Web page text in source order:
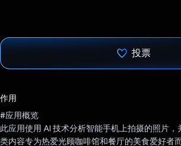
投票
作用
#应用概览
此应用使用 AI 技术分析智能手机上拍摄的照片
类内容专为热爱光顾咖啡馆和餐厅的美食爱好者